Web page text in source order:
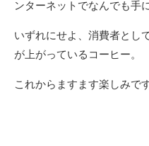
ンターネットでなんでも手
いずれにせよ、消費者とし
が上がっているコーヒー。
これからますます楽しみです